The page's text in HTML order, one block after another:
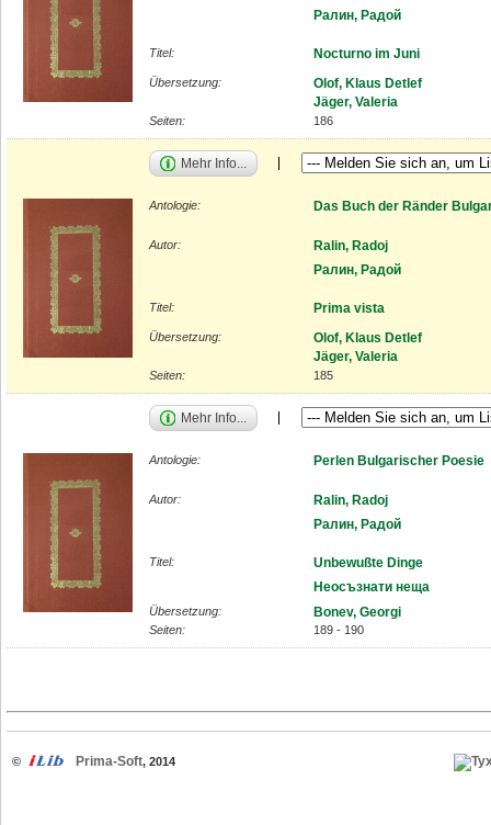
Ралин, Радой
Titel: Nocturno im Juni
Übersetzung:
Olof, Klaus Detlef
Jäger, Valeria
Seiten: 186
Mehr Info...
Antologie: Das Buch der Ränder
Autor:
Ralin, Radoj
Ралин, Радой
Titel: Prima vista
Übersetzung:
Olof, Klaus Detlef
Jäger, Valeria
Seiten: 185
Mehr Info...
Antologie: Perlen Bulgarischer Poesie
Autor:
Ralin, Radoj
Ралин, Радой
Titel:
Unbewußte Dinge
Неосъзнати неща
Übersetzung: Bonev, Georgi
Seiten: 189 - 190
© Prima-Soft, 2014